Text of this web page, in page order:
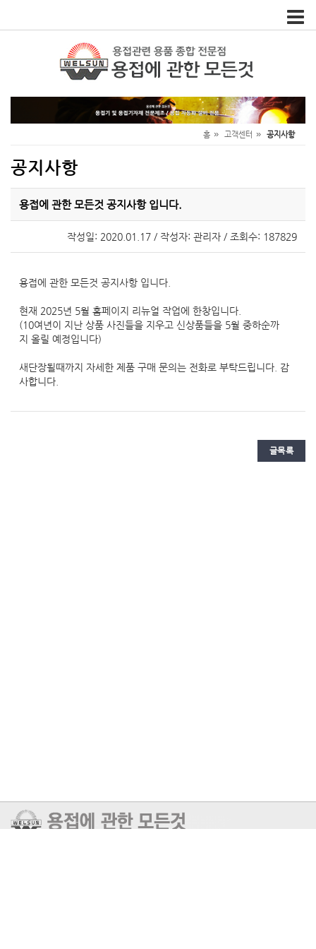
Toggle
홈 » 고객센터 » 공지사항
공지사항
용접에 관한 모든것 공지사항 입니다.
작성일: 2020.01.17 / 작성자: 관리자 / 조회수: 187829
용접에 관한 모든것 공지사항 입니다.
현재 2025년 5월 홈페이지 리뉴얼 작업에 한창입니다.
(10여년이 지난 상품 사진들을 지우고 신상품들을 5월 중하순까
지 올릴 예정입니다)
새단장될때까지 자세한 제품 구매 문의는 전화로 부탁드립니다. 감
사합니다.
글목록